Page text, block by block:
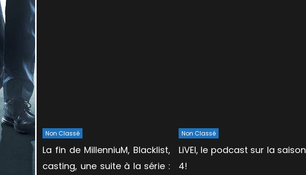
Non Classé
La fin de MillenniuM, Blacklist,
casting, une suite à la série :
Non Classé
LiVEI, le podcast sur la saison
4!